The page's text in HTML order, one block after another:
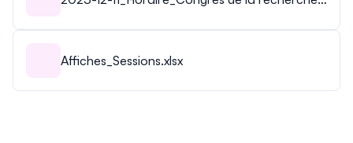
Affiches_Sessions.xlsx